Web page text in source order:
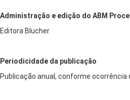
Administração e edição do ABM
Editora Blucher
Periodicidade da publicação
Publicação anual, conforme ocorrência